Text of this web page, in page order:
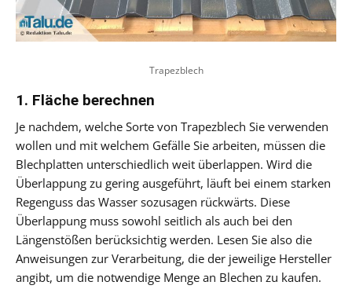
Trapezblech
1. Fläche berechnen
Je nachdem, welche Sorte von Trapezblech Sie verwenden
wollen und mit welchem Gefälle Sie arbeiten, müssen die
Blechplatten unterschiedlich weit überlappen. Wird die
Überlappung zu gering ausgeführt, läuft bei einem starken
Regenguss das Wasser sozusagen rückwärts. Diese
Überlappung muss sowohl seitlich als auch bei den
Längenstößen berücksichtig werden. Lesen Sie also die
Anweisungen zur Verarbeitung, die der jeweilige Hersteller
angibt, um die notwendige Menge an Blechen zu kaufen.